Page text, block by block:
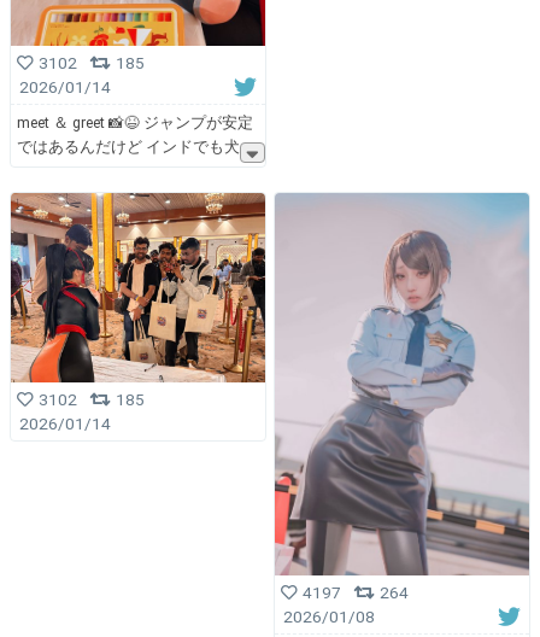
3102
185
2026/01/14
meet ＆ greet 📸😆 ジャンプが安定
ではあるんだけど インドでも犬
3102
185
2026/01/14
4197
264
2026/01/08